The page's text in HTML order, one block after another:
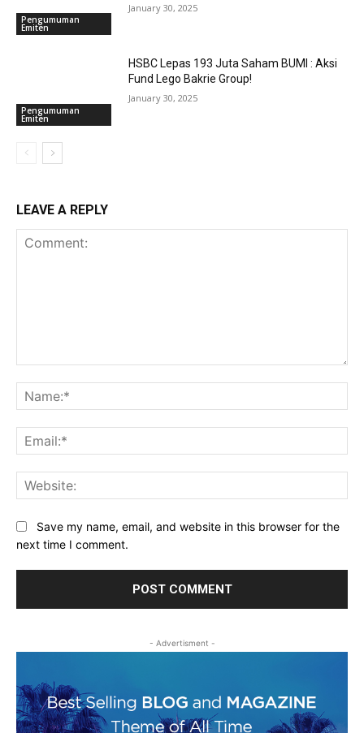
Pengumuman
Emiten
January 30, 2025
Pengumuman
Emiten
HSBC Lepas 193 Juta Saham BUMI : Aksi
Fund Lego Bakrie Group!
January 30, 2025
LEAVE A REPLY
Save my name, email, and website in this browser for the
next time I comment.
- Advertisment -